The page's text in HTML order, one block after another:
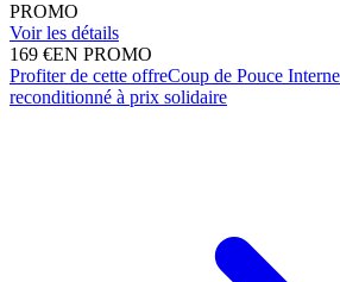
PROMO
Voir les détails
169 €EN PROMO
Profiter de cette offreCoup de Pouce
reconditionné à prix solidaire